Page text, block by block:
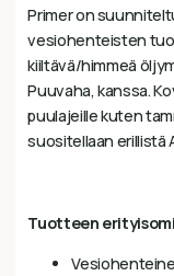
Primer on
vesiohenteisten
kiiltävä/himmeä
Puuvaha, kanssa.
puulajeille kuten
suositellaan erillistä
Tuotteen